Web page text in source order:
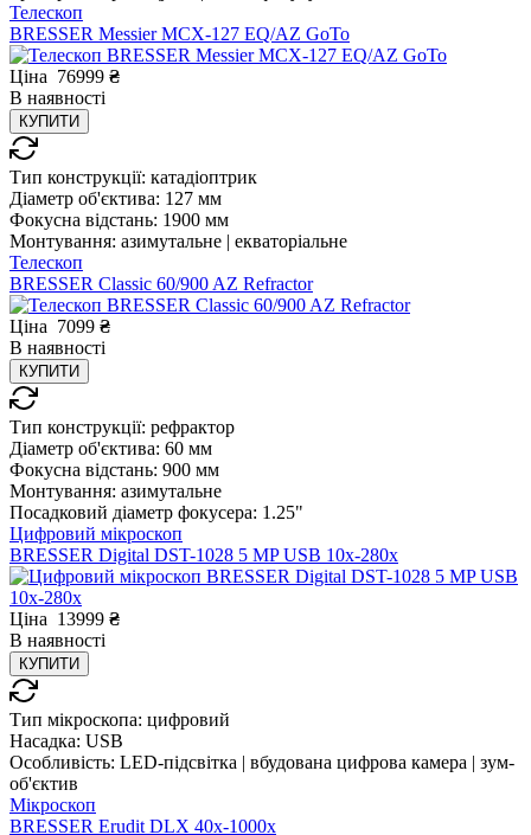
Телескоп
BRESSER Messier МСX-127 EQ/AZ GoTo
Ціна 76999 ₴
В наявності
КУПИТИ
Тип конструкції: катадіоптрик
Діаметр об'єктива: 127 мм
Фокусна відстань: 1900 мм
Монтування: азимутальне | екваторіальне
Телескоп
BRESSER Classic 60/900 AZ Refractor
Ціна 7099 ₴
В наявності
КУПИТИ
Тип конструкції: рефрактор
Діаметр об'єктива: 60 мм
Фокусна відстань: 900 мм
Монтування: азимутальне
Посадковий діаметр фокусера: 1.25"
Цифровий мікроскоп
BRESSER Digital DST-1028 5 MP USB 10x-280x
Ціна 13999 ₴
В наявності
КУПИТИ
Тип мікроскопа: цифровий
Насадка: USB
Особливість: LED-підсвітка | вбудована цифрова камера | зум-
об'єктив
Мікроскоп
BRESSER Erudit DLX 40x-1000x